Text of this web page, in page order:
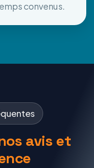
convenus.
avis et